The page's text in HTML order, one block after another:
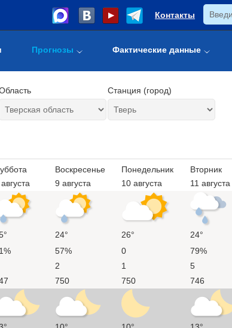
Контакты
Прогнозы Фактические данные
Станция (город)
Воскресенье
9 августа
Понедельник
10 августа
Вторник
11 августа
24° 26° 24°
57% 0 79%
2 1 5
750 750 746